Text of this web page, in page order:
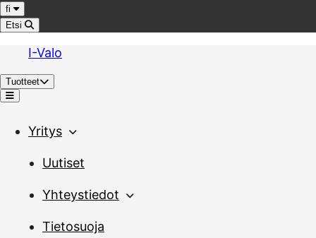
Hyppää sisältöön
Kieli
fi
Etsi
I-Valo
Tuotteet
Valikko
Yritys
Uutiset
Yhteystiedot
Tietosuoja